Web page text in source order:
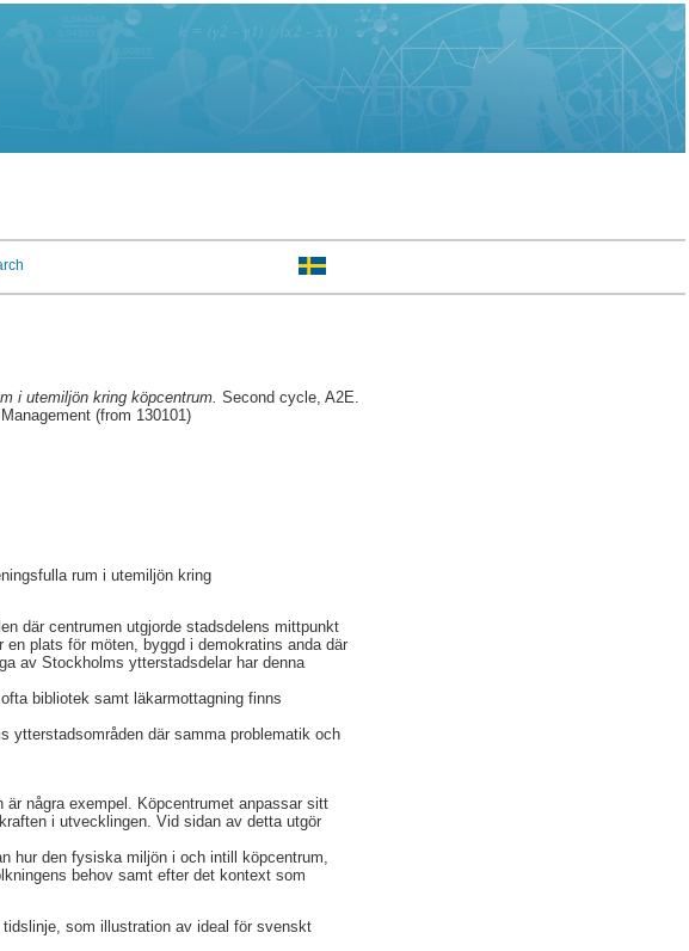
i utemiljön kring köpcentrum. Second cycle, A2E.
(from 130101)
rum i utemiljön kring
där centrumen utgjorde stadsdelens mittpunkt
plats för möten, byggd i demokratins anda där
av Stockholms ytterstadsdelar har denna
bibliotek samt läkarmottagning finns
ytterstadsområden där samma problematik och
några exempel. Köpcentrumet anpassar sitt
i utvecklingen. Vid sidan av detta utgör
hur den fysiska miljön i och intill köpcentrum,
behov samt efter det kontext som
som illustration av ideal för svenskt